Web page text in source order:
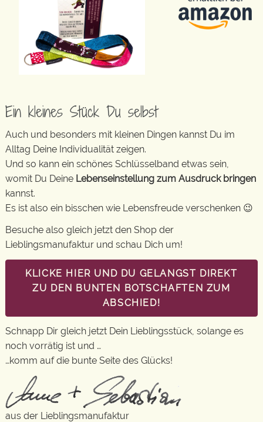
Ein kleines Stück Du selbst
Auch und besonders mit kleinen Dingen kannst Du im
Alltag Deine Individualität zeigen.
Und so kann ein schönes Schlüsselband etwas sein,
womit Du Deine Lebenseinstellung zum Ausdruck bringen
kannst.
Es ist also ein bisschen wie Lebensfreude verschenken 😉
Besuche also gleich jetzt den Shop der
Lieblingsmanufaktur und schau Dich um!
KLICKE HIER UND DU GELANGST DIREKT
ZU DEN BUNTEN BOTSCHAFTEN ZUM
ABSCHIED!
Schnapp Dir gleich jetzt Dein Lieblingsstück, solange es
noch vorrätig ist und …
…komm auf die bunte Seite des Glücks!
aus der Lieblingsmanufaktur